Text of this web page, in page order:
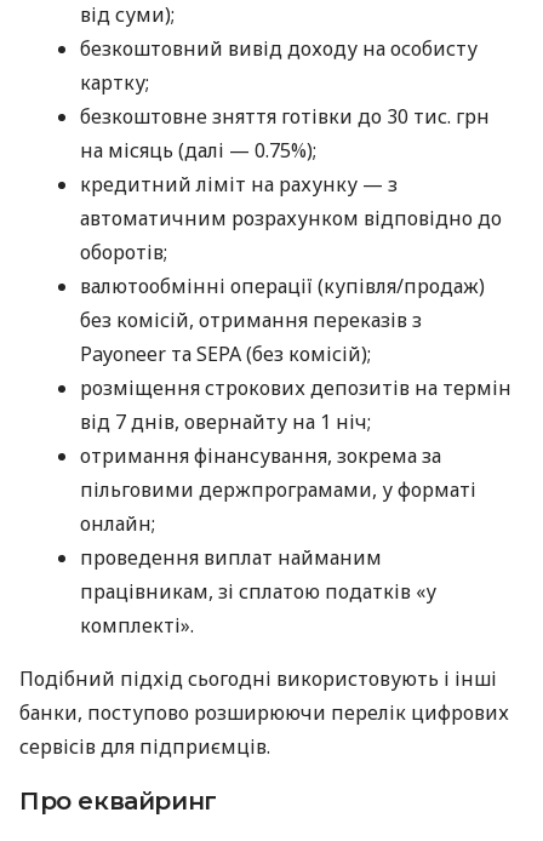
від суми);
безкоштовний вивід доходу на особисту
картку;
безкоштовне зняття готівки до 30 тис. грн
на місяць (далі — 0.75%);
кредитний ліміт на рахунку — з
автоматичним розрахунком відповідно до
оборотів;
валютообмінні операції (купівля/продаж)
без комісій, отримання переказів з
Payoneer та SEPA (без комісій);
розміщення строкових депозитів на термін
від 7 днів, овернайту на 1 ніч;
отримання фінансування, зокрема за
пільговими держпрограмами, у форматі
онлайн;
проведення виплат найманим
працівникам, зі сплатою податків «у
комплекті».
Подібний підхід сьогодні використовують і інші
банки, поступово розширюючи перелік цифрових
сервісів для підприємців.
Про еквайринг